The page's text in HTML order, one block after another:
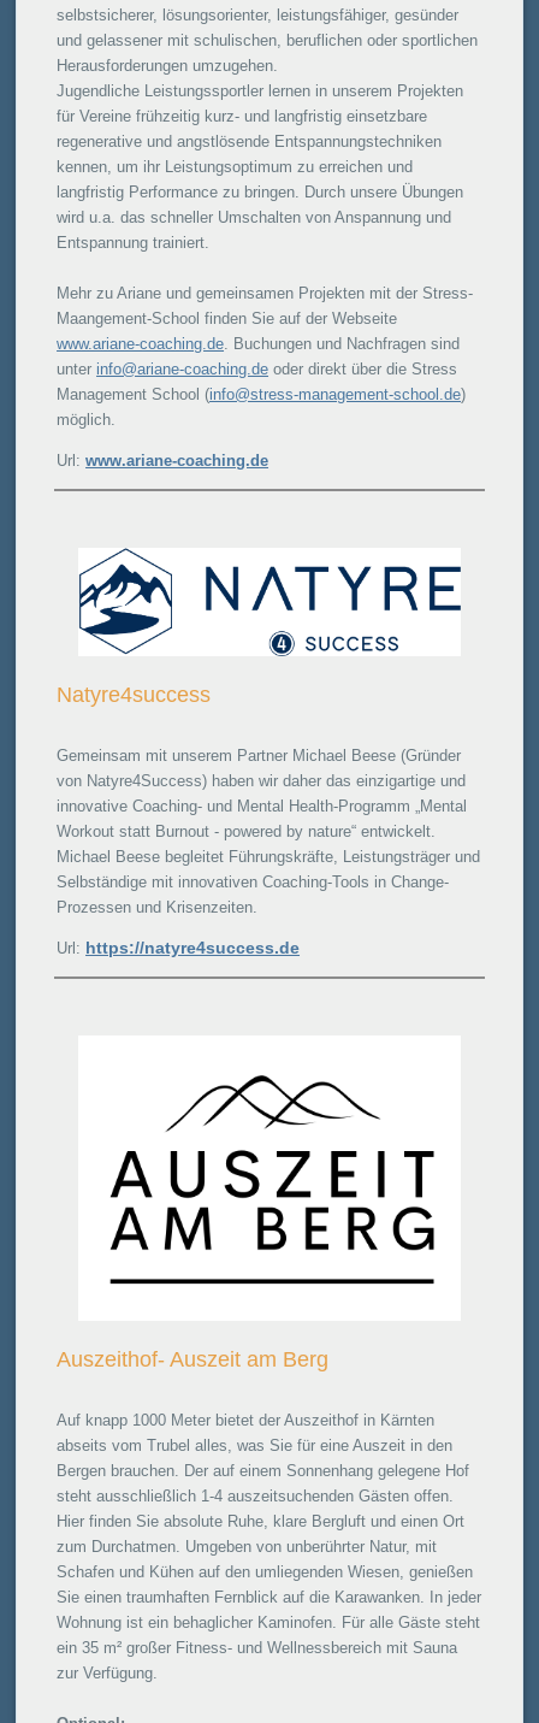
selbstsicherer, lösungsorienter, leistungsfähiger, gesünder
und gelassener mit schulischen, beruflichen oder sportlichen
Herausforderungen umzugehen.
Jugendliche Leistungssportler lernen in unserem Projekten
für Vereine frühzeitig kurz- und langfristig einsetzbare
regenerative und angstlösende Entspannungstechniken
kennen, um ihr Leistungsoptimum zu erreichen und
langfristig Performance zu bringen. Durch unsere Übungen
wird u.a. das schneller Umschalten von Anspannung und
Entspannung trainiert.
Mehr zu Ariane und gemeinsamen Projekten mit der Stress-
Maangement-School finden Sie auf der Webseite
www.ariane-coaching.de . Buchungen und Nachfragen sind
unter info@ariane-coaching.de oder direkt über die Stress
Management School (info@stress-management-school.de)
möglich.
Url: www.ariane-coaching.de
Natyre4success
Gemeinsam mit unserem Partner Michael Beese (Gründer
von Natyre4Success) haben wir daher das einzigartige und
innovative Coaching- und Mental Health-Programm „Mental
Workout statt Burnout - powered by nature“ entwickelt.
Michael Beese begleitet Führungskräfte, Leistungsträger und
Selbständige mit innovativen Coaching-Tools in Change-
Prozessen und Krisenzeiten.
Url: https://natyre4success.de
Auszeithof- Auszeit am Berg
Auf knapp 1000 Meter bietet der Auszeithof in Kärnten
abseits vom Trubel alles, was Sie für eine Auszeit in den
Bergen brauchen. Der auf einem Sonnenhang gelegene Hof
steht ausschließlich 1-4 auszeitsuchenden Gästen offen.
Hier finden Sie absolute Ruhe, klare Bergluft und einen Ort
zum Durchatmen. Umgeben von unberührter Natur, mit
Schafen und Kühen auf den umliegenden Wiesen, genießen
Sie einen traumhaften Fernblick auf die Karawanken. In jeder
Wohnung ist ein behaglicher Kaminofen. Für alle Gäste steht
ein 35 m² großer Fitness- und Wellnessbereich mit Sauna
zur Verfügung.